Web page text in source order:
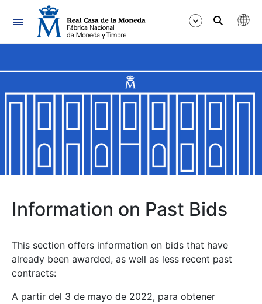
Navigation
Show/Hide
Show/Hide
Show/Hide
Show/Hide
Information on Past Bids
This section offers information on bids that have
already been awarded, as well as less recent past
contracts:
A partir del 3 de mayo de 2022, para obtener